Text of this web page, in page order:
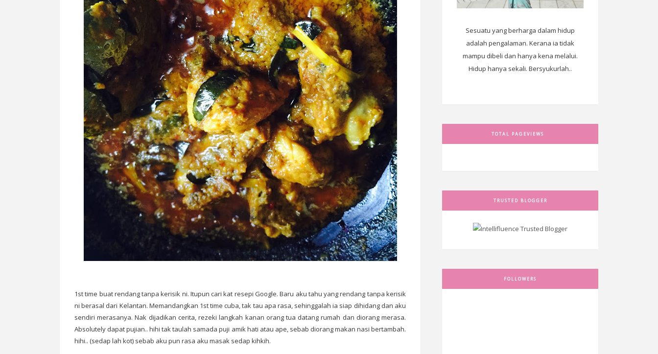
1st time buat rendang tanpa kerisik ni. Itupun cari kat resepi Google. Baru aku tahu yang rendang tanpa kerisik
ni berasal dari Kelantan. Memandangkan 1st time cuba, tak tau apa rasa, sehinggalah ia siap dihidang dan aku
sendiri merasanya. Nak dijadikan cerita, rezeki langkah kanan orang tua datang rumah dan diorang merasa.
Absolutely dapat pujian.. hihi tak taulah samada puji amik hati atau ape, sebab diorang makan nasi bertambah.
hihi.. (sedap lah kot) sebab aku pun rasa aku masak sedap kihkih.
Sesuatu yang berharga dalam hidup
adalah pengalaman. Kerana ia tidak
mampu dibeli dan hanya kena melalui.
Hidup hanya sekali. Bersyukurlah..
TOTAL PAGEVIEWS
TRUSTED BLOGGER
FOLLOWERS